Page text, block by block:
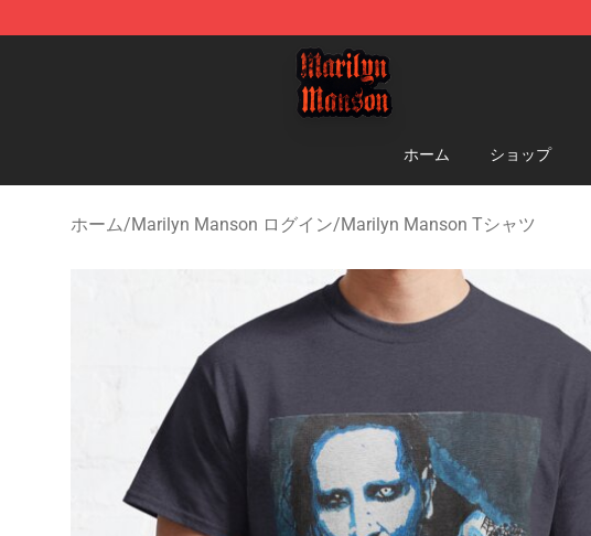
Marilyn Manson Shop - Official Marilyn Manson Merchandise Store
ホーム ショップ
ホーム/Marilyn Manson ログイン/Marilyn Manson Tシャツ